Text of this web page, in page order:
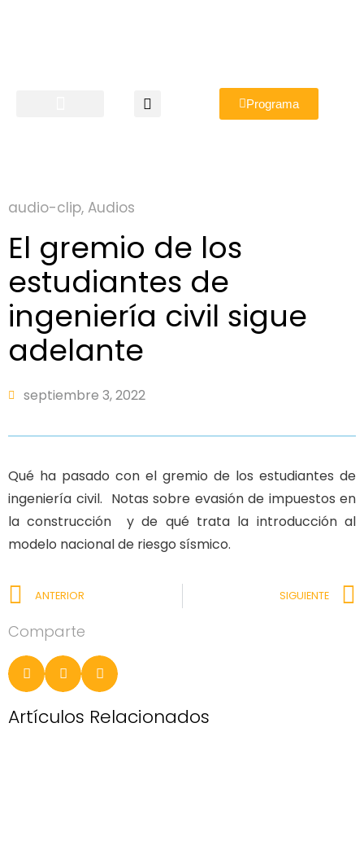
Programa
audio-clip, Audios
El gremio de los
estudiantes de
ingeniería civil sigue
adelante
septiembre 3, 2022
Qué ha pasado con el gremio de los estudiantes de
ingeniería civil. Notas sobre evasión de impuestos en
la construcción y de qué trata la introducción al
modelo nacional de riesgo sísmico.
ANTERIOR SIGUIENTE
Comparte
Artículos Relacionados